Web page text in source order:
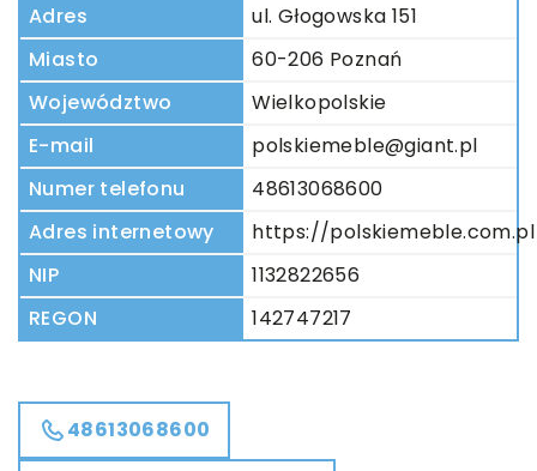
Adres
ul. Głogowska 151
Miasto
60-206 Poznań
Województwo
Wielkopolskie
E-mail
polskiemeble@giant.pl
Numer telefonu
48613068600
Adres internetowy
https://polskiemeble.com.pl
NIP
1132822656
REGON
142747217
48613068600